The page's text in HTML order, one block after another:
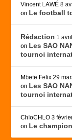
Vincent LAWÉ 8
on Le football
Rédaction 1
on Les SAO
tournoi
Mbete Felix 29
on Les SAO
tournoi
ChloCHLO 3
on Le